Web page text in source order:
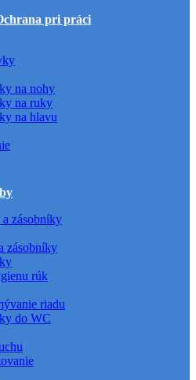
pri práci
na nohy
na ruky
na hlavu
zásobníky
zásobníky
rúk
riadu
do WC